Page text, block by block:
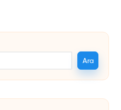
Ara